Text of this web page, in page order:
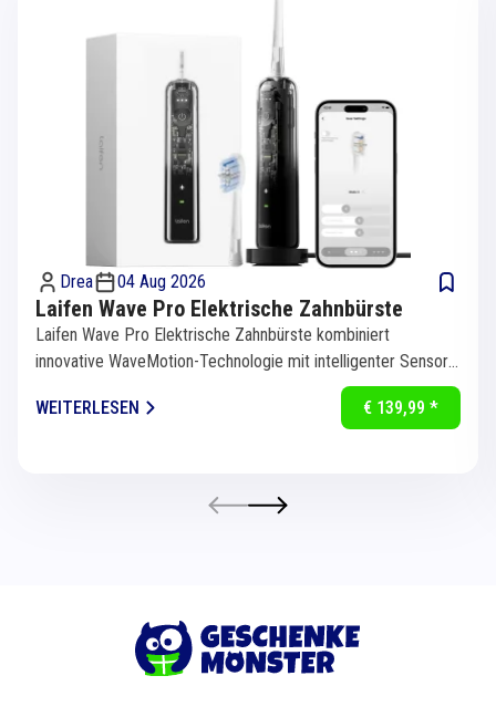
Drea 04 Aug 2026
Laifen Wave Pro Elektrische Zahnbürste
Laifen Wave Pro Elektrische Zahnbürste kombiniert
innovative WaveMotion-Technologie mit intelligenter Sensorik
WEITERLESEN
€ 139,99 *